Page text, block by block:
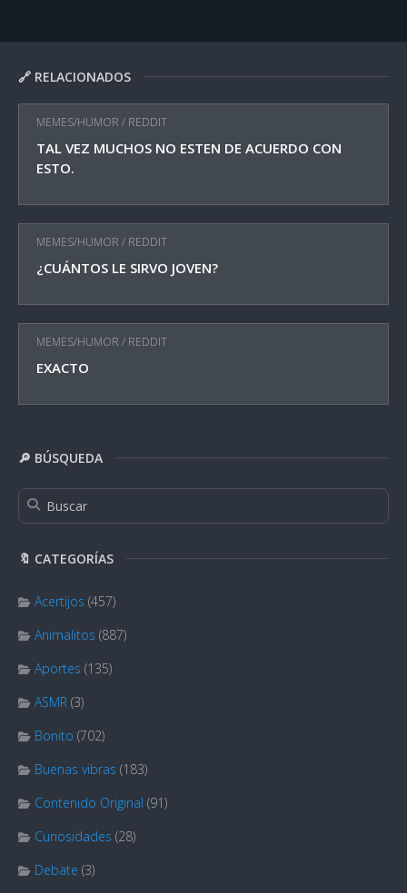
🔗 RELACIONADOS
MEMES/HUMOR / REDDIT
TAL VEZ MUCHOS NO ESTEN DE ACUERDO CON
ESTO.
MEMES/HUMOR / REDDIT
¿CUÁNTOS LE SIRVO JOVEN?
MEMES/HUMOR / REDDIT
EXACTO
🔎 BÚSQUEDA
🔖 CATEGORÍAS
Acertijos (457)
Animalitos (887)
Aportes (135)
ASMR (3)
Bonito (702)
Buenas vibras (183)
Contenido Original (91)
Curiosidades (28)
Debate (3)